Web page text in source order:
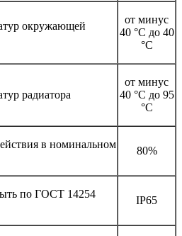
окружающей
от минус
40 °C до 40
°C
радиатора
от минус
40 °C до 95
°C
в номинальном
80%
по ГОСТ 14254
IP65